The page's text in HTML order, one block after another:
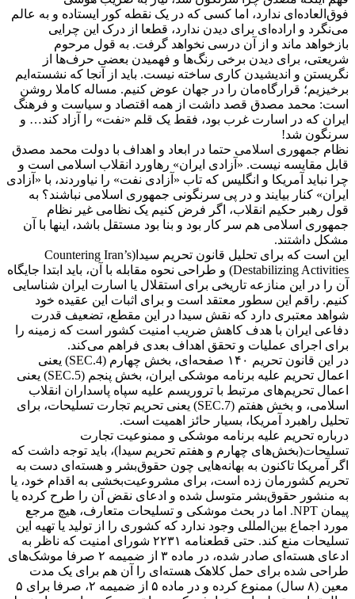
فوق‌العاده‌ای ندارد، اما کسی که در یک نقطه کور ایستاده و به عالم
می‌نگرد و اراده‌ای برای دیدن ندارد، قطعا از درک این چرایی
بازخواهد ماند و از آن درسی نخواهد گرفت. به قول مرحوم
شریعتی، ‌برای دیدن برخی رنگ‌ها و فهمیدن بعضی حرف‌ها از
نگریستن و اندیشیدن کاری ساخته نیست. باید از آنجا که نشسته‌ایم
برخیزیم؛ قرارگاه‌مان را در جهان عوض کنیم. مساله کاملا روشن
است: محمد مصدق قصد داشت از همه اقتصاد و سیاست و فرهنگ
ایران که در اسارت غرب بود، فقط یک قلم «نفت» را آزاد کند… و
سرنگون شد!
نظام جمهوری اسلامی حتما در ابعاد و اهداف با دولت محمد مصدق
قابل مقایسه نیست. «آزادی ایران» رهاورد انقلاب اسلامی است و
چرا نباید آمریکا و انگلیس که تاب «آزادی نفت» را نیاوردند، با «آزادی
ایران»‌ کنار بیایند و در پی سرنگونی جمهوری اسلامی نباشند؟ به
قول رهبر حکیم انقلاب، اگر فرض کنیم یک نظامی غیر نظام
جمهوری اسلامی هم سر کار بود و بنا بود مستقل باشد، اینها با آن
مشکل داشتند.
این است که برای تحلیل قانون تحریم سیدا(Countering Iran’s
Destabilizing Activities) و طراحی نحوه مقابله با آن، باید ابتدا جایگاه
آن را در این منازعه تاریخی برای استقلال یا اسارت ایران شناسایی
کنیم. راقم این سطور معتقد است و برای اثبات این عقیده خود
شواهد معتبری دارد که نقش سیدا در این مقطع، تضعیف قدرت
دفاعی ایران با هدف کاهش ضریب امنیت کشور است که زمینه را
برای اجرای عملیات و تحقق اهداف بعدی فراهم می‌کند.
در این قانون تحریم ۱۴۰ صفحه‌ای، بخش چهارم (SEC.4) یعنی
اعمال تحریم علیه برنامه موشکی ایران، بخش پنجم (SEC.5) یعنی
اعمال تحریم‌های مرتبط با تروریسم علیه سپاه پاسداران انقلاب
اسلامی، و بخش هفتم (SEC.7) یعنی تحریم تجارت تسلیحات، برای
تحلیل راهبرد آمریکا، بسیار حائز اهمیت است.
درباره تحریم علیه برنامه موشکی و ممنوعیت تجارت
تسلیحات(بخش‌های چهارم و هفتم تحریم سیدا)، باید توجه داشت که
اگر آمریکا تاکنون به بهانه‌هایی چون حقوق‌بشر و هسته‌ای دست به
تحریم کشورمان زده است، برای مشروعیت‌بخشی به اقدام خود، یا
به منشور حقوق‌بشر متوسل شده و ادعای نقض آن را طرح کرده یا
پیمان NPT. اما در بحث موشکی و تسلیحات متعارف، هیچ مرجع
مورد اجماع بین‌المللی وجود ندارد که کشوری را از تولید یا تهیه این
تسلیحات منع کند. حتی قطعنامه ۲۲۳۱ شورای امنیت که ناظر به
ادعای هسته‌ای صادر شده، در ماده ۳ از ضمیمه ۲ صرفا موشک‌های
طراحی شده برای حمل کلاهک هسته‌ای را آن هم برای یک مدت
معین (۸ سال) ممنوع کرده و در ماده ۵ از ضمیمه ۲، صرفا برای ۵